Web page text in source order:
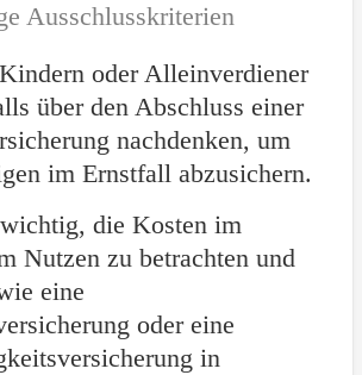
Ausschlusskriterien
oder Alleinverdiener
über den Abschluss einer
nachdenken, um
im Ernstfall abzusichern.
die Kosten im
Nutzen zu betrachten und
eine
oder eine
in